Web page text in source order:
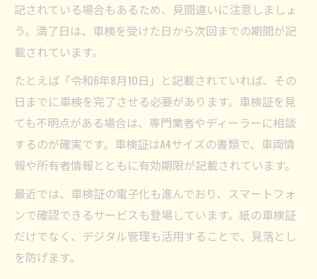
記されている場合もあるため、見間違いに注意しましょ
う。満了日は、車検を受けた日から次回までの期間が記
載されています。
たとえば「令和6年8月10日」と記載されていれば、その
日までに車検を完了させる必要があります。車検証を見
ても不明点がある場合は、専門業者やディーラーに相談
するのが確実です。車検証はA4サイズの書類で、車両情
報や所有者情報とともに有効期限が記載されています。
最近では、車検証の電子化も進んでおり、スマートフォ
ンで確認できるサービスも登場しています。紙の車検証
だけでなく、デジタル管理も活用することで、見落とし
を防げます。